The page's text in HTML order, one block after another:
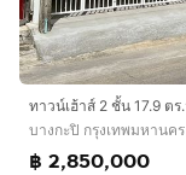
บางกะปิ กรุงเทพมหานคร
฿ 2,850,000